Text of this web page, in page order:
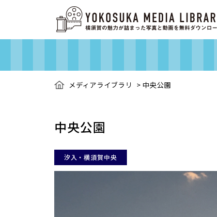
メディアライブラリ > 中央公園
中央公園
汐入・横須賀中央